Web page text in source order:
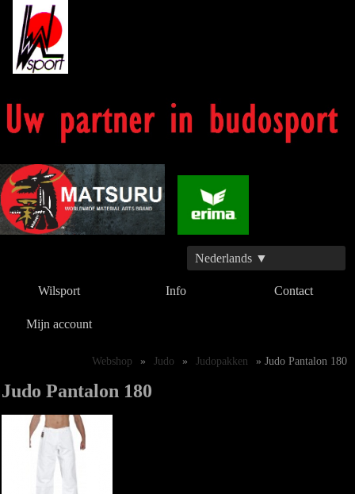
Nederlands ▼
Wilsport Info Contact
Mijn account
Webshop » Judo » Judopakken » Judo Pantalon 180
Judo Pantalon 180